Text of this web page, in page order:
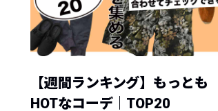
【週間ランキング】もっとも
HOTなコーデ｜TOP20